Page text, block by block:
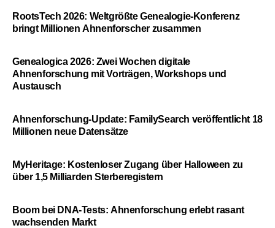
RootsTech 2026: Weltgrößte Genealogie-Konferenz
bringt Millionen Ahnenforscher zusammen
Genealogica 2026: Zwei Wochen digitale
Ahnenforschung mit Vorträgen, Workshops und
Austausch
Ahnenforschung-Update: FamilySearch veröffentlicht 18
Millionen neue Datensätze
MyHeritage: Kostenloser Zugang über Halloween zu
über 1,5 Milliarden Sterberegistern
Boom bei DNA-Tests: Ahnenforschung erlebt rasant
wachsenden Markt